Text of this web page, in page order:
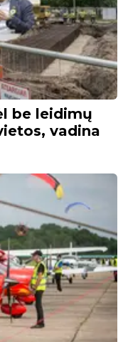
be leidimų
vadina